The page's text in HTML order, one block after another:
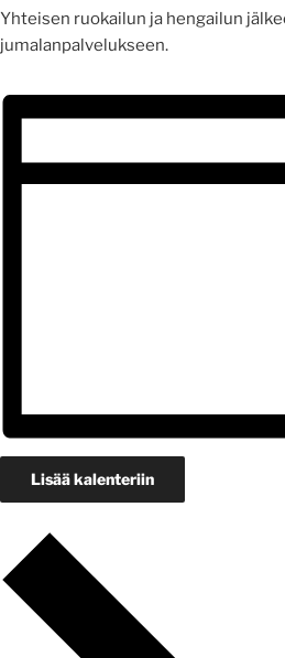
Yhteisen ruokailun ja hengailun
jumalanpalvelukseen.
Lisää kalenteriin